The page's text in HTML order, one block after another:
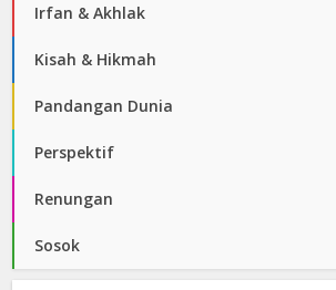
Irfan & Akhlak
Kisah & Hikmah
Pandangan Dunia
Perspektif
Renungan
Sosok